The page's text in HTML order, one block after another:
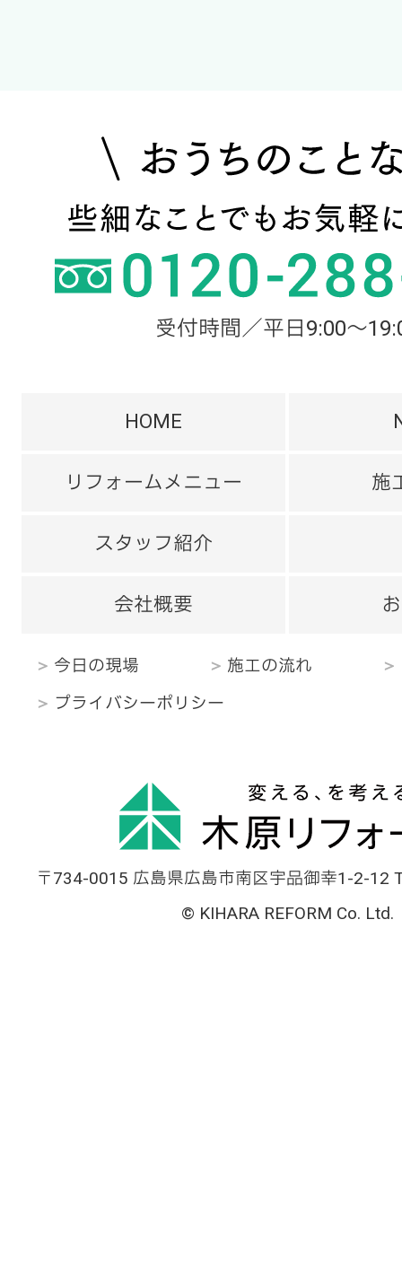
受付時間／平日9:00～
HOME
リフォームメニュー 施
スタッフ紹介
会社概要
今日の現場 施工の流れ
プライバシーポリシー
〒734-0015 広島県広島市南区宇品御幸1-2-12
© KIHARA REFORM Co. Ltd.